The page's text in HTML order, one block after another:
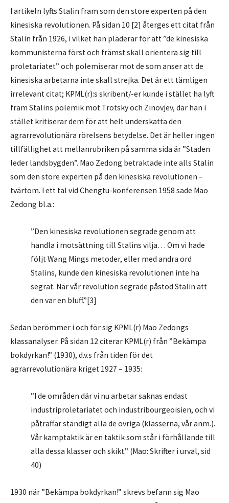
I artikeln lyfts Stalin fram som den store experten på den
kinesiska revolutionen. På sidan 10 [2] återges ett citat från
Stalin från 1926, i vilket han pläderar för att ”de kinesiska
kommunisterna först och främst skall orientera sig till
proletariatet” och polemiserar mot de som anser att de
kinesiska arbetarna inte skall strejka. Det är ett tämligen
irrelevant citat; KPML(r):s skribent/-er kunde i stället ha lyft
fram Stalins polemik mot Trotsky och Zinovjev, där han i
stället kritiserar dem för att helt underskatta den
agrarrevolutionära rörelsens betydelse. Det är heller ingen
tillfällighet att mellanrubriken på samma sida är ”Staden
leder landsbygden”. Mao Zedong betraktade inte alls Stalin
som den store experten på den kinesiska revolutionen –
tvärtom. I ett tal vid Chengtu-konferensen 1958 sade Mao
Zedong bl.a.:
”Den kinesiska revolutionen segrade genom att
handla i motsättning till Stalins vilja… Om vi hade
följt Wang Mings metoder, eller med andra ord
Stalins, kunde den kinesiska revolutionen inte ha
segrat. När vår revolution segrade påstod Stalin att
den var en bluff.”[3]
Sedan berömmer i och för sig KPML(r) Mao Zedongs
klassanalyser. På sidan 12 citerar KPML(r) från ”Bekämpa
bokdyrkan!” (1930), d.v.s från tiden för det
agrarrevolutionära kriget 1927 – 1935:
”I de områden där vi nu arbetar saknas endast
industriproletariatet och industribourgeoisien, och vi
påträffar ständigt alla de övriga (klasserna, vår anm.).
Vår kamptaktik är en taktik som står i förhållande till
alla dessa klasser och skikt.” (Mao: Skrifter i urval, sid
40)
1930 när ”Bekämpa bokdyrkan!” skrevs befann sig Mao